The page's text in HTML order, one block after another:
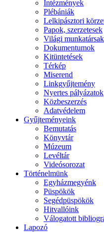
Intézmények
Plébániák
Lelkipásztori
Papok, szerzetesek
Világi munkatársak
Dokumentumok
Kitüntetések
Térkép
Miserend
Linkgyűjtemény
Nyertes pályázatok
Közbeszerzés
Adatvédelem
Gyűjteményeink
Bemutatás
Könyvtár
Múzeum
Levéltár
Videósorozat
Történelmünk
Egyházmegyénk
Püspökök
Segédpüspökök
Hitvallóink
Válogatott
Lapozó